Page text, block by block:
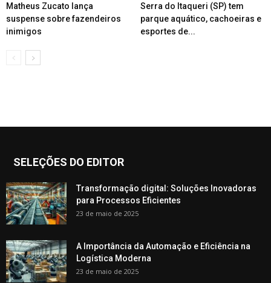
Matheus Zucato lança
suspense sobre fazendeiros
inimigos
Serra do Itaqueri (SP) tem
parque aquático, cachoeiras e
esportes de...
SELEÇÕES DO EDITOR
Transformação digital: Soluções Inovadoras
para Processos Eficientes
23 de maio de 2025
A Importância da Automação e Eficiência na
Logística Moderna
23 de maio de 2025